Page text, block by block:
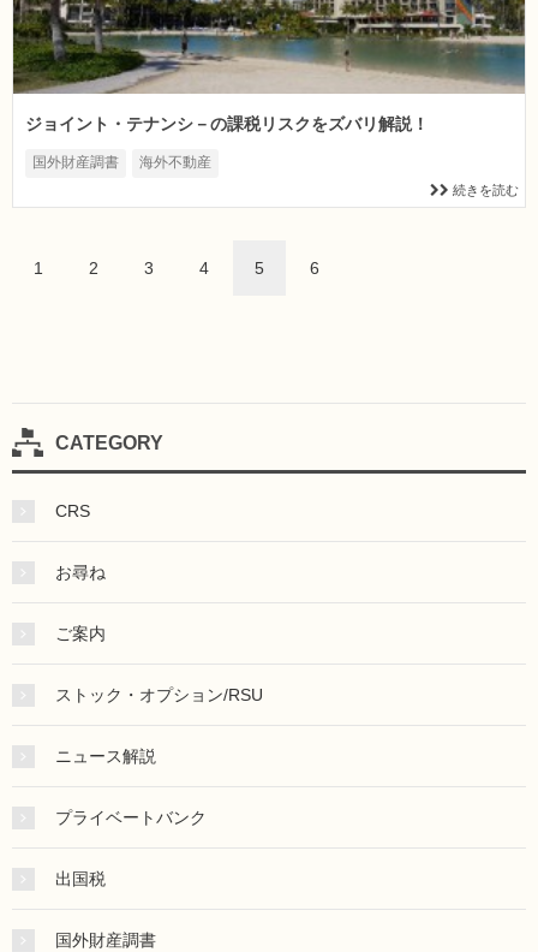
ジョイント・テナンシ－の課税リスクをズバリ解説！
国外財産調書 海外不動産
続きを読む
1 2 3 4 5 6
CATEGORY
CRS
お尋ね
ご案内
ストック・オプション/RSU
ニュース解説
プライベートバンク
出国税
国外財産調書